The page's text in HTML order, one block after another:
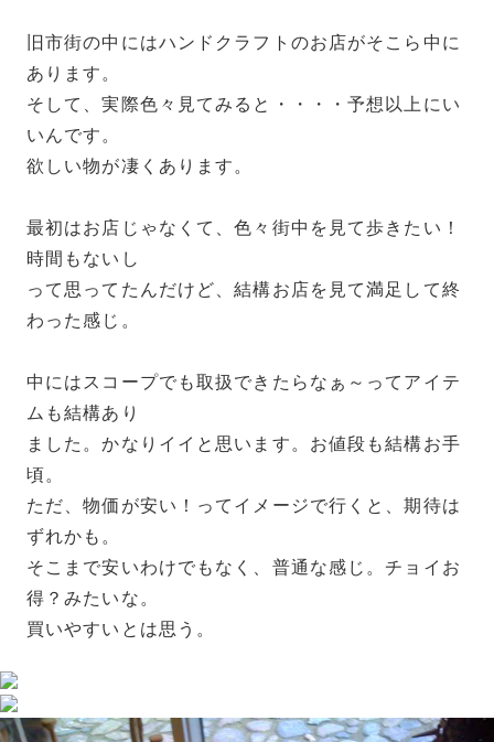
旧市街の中にはハンドクラフトのお店がそこら中に
あります。
そして、実際色々見てみると・・・・予想以上にい
いんです。
欲しい物が凄くあります。
最初はお店じゃなくて、色々街中を見て歩きたい！
時間もないし
って思ってたんだけど、結構お店を見て満足して終
わった感じ。
中にはスコープでも取扱できたらなぁ～ってアイテ
ムも結構あり
ました。かなりイイと思います。お値段も結構お手
頃。
ただ、物価が安い！ってイメージで行くと、期待は
ずれかも。
そこまで安いわけでもなく、普通な感じ。チョイお
得？みたいな。
買いやすいとは思う。